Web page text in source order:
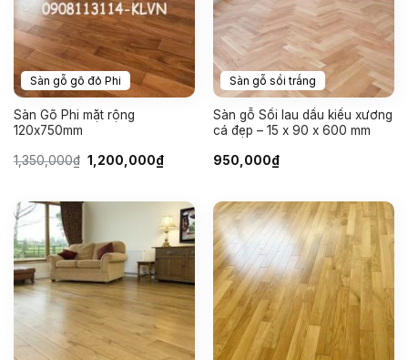
Sàn gỗ gõ đỏ Phi
Sàn Gõ Phi mặt rộng
120x750mm
1,350,000₫ Giá
gốc
1,200,000₫Giá
hiện
1,200,000₫.
Sàn gỗ sồi trắng
Sàn gỗ Sồi lau dầu kiểu xương
cá đẹp – 15 x 90 x 600 mm
950,000₫